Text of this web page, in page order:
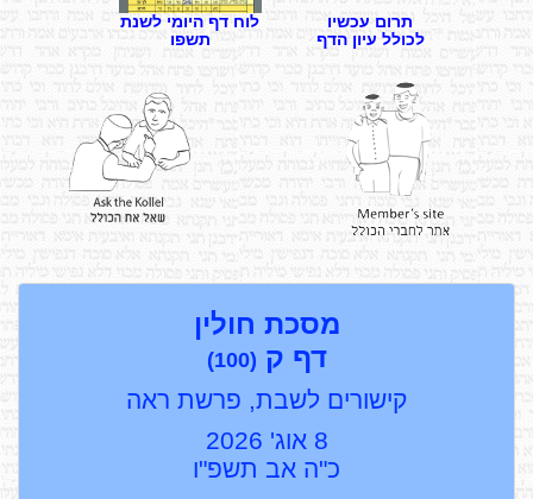
תרום עכשיו
לכולל עיון הדף
לוח דף היומי לשנת
תשפו
מסכת חולין
דף ק (100)
קישורים לשבת, פרשת ראה
8 אוג' 2026
כ"ה אב תשפ"ו